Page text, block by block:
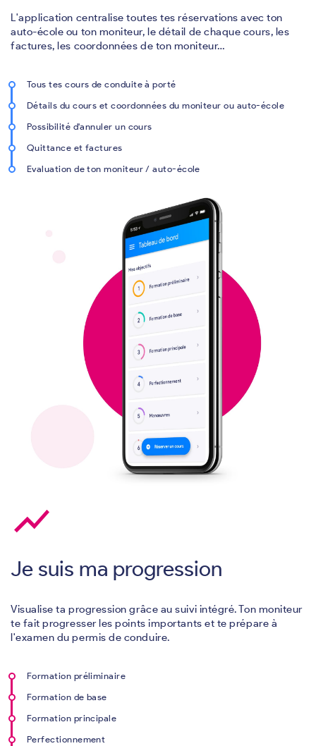
L'application centralise toutes tes réservations avec ton
auto-école ou ton moniteur, le détail de chaque cours, les
factures, les coordonnées de ton moniteur…
Tous tes cours de conduite à porté
Détails du cours et coordonnées du moniteur ou auto-école
Possibilité d'annuler un cours
Quittance et factures
Evaluation de ton moniteur / auto-école
show_chart
Je suis ma progression
Visualise ta progression grâce au suivi intégré. Ton moniteur
te fait progresser les points importants et te prépare à
l'examen du permis de conduire.
Formation préliminaire
Formation de base
Formation principale
Perfectionnement